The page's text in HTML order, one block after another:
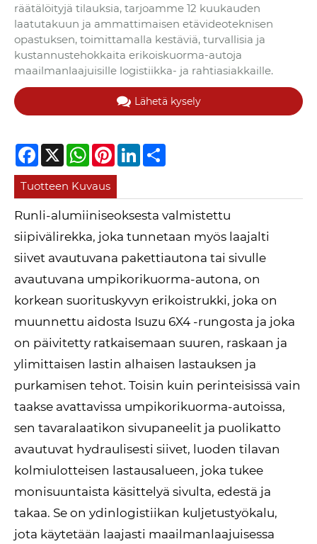
räätälöityjä tilauksia, tarjoamme 12 kuukauden
laatutakuun ja ammattimaisen etävideoteknisen
opastuksen, toimittamalla kestäviä, turvallisia ja
kustannustehokkaita erikoiskuorma-autoja
maailmanlaajuisille logistiikka- ja rahtiasiakkaille.
Lähetä kysely
Facebook
X WhatsApp
PinterestLinkedIn
Tuotteen Kuvaus
Runli-alumiiniseoksesta valmistettu
siipivälirekka, joka tunnetaan myös laajalti
siivet avautuvana pakettiautona tai sivulle
avautuvana umpikorikuorma-autona, on
korkean suorituskyvyn erikoistrukki, joka on
muunnettu aidosta Isuzu 6X4 -rungosta ja joka
on päivitetty ratkaisemaan suuren, raskaan ja
ylimittaisen lastin alhaisen lastauksen ja
purkamisen tehot. Toisin kuin perinteisissä vain
taakse avattavissa umpikorikuorma-autoissa,
sen tavaralaatikon sivupaneelit ja puolikatto
avautuvat hydraulisesti siivet, luoden tilavan
kolmiulotteisen lastausalueen, joka tukee
monisuuntaista käsittelyä sivulta, edestä ja
takaa. Se on ydinlogistiikan kuljetustyökalu,
jota käytetään laajasti maailmanlaajuisessa